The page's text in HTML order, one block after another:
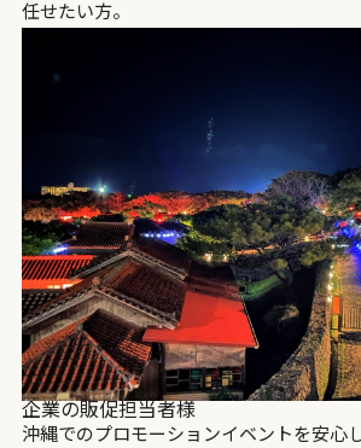
任せたい方。
企業の販促担当者様
沖縄でのプロモーションイベントを安心